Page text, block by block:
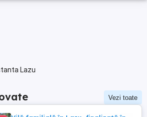
Lazu
Vezi toate